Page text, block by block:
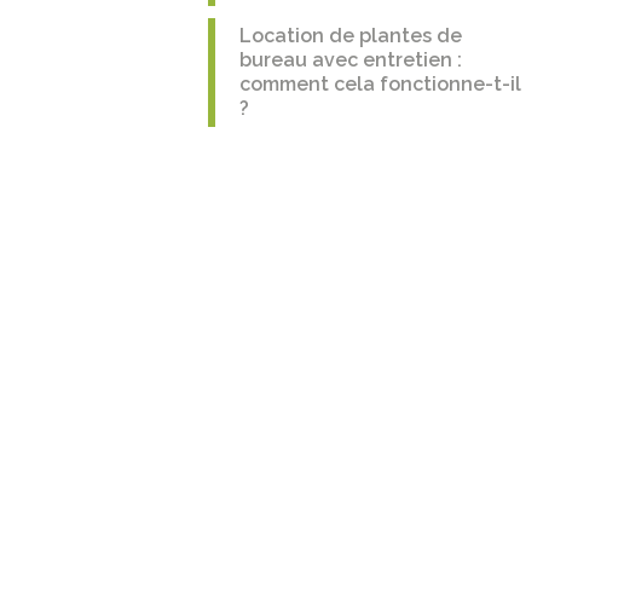
Location de plantes de
bureau avec entretien :
comment cela fonctionne-t-il
?